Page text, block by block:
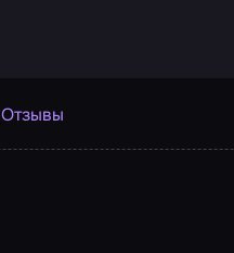
Отзывы